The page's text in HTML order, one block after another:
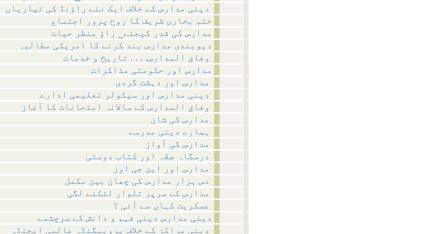
ختم بخاری شریف کا روح پرور اجتماع
مدارس کی قدر کیجئے_ راؤ منظر حیات
دیوبندی مدارس بند کرنے کا امریکی مطالبہ
مدارس اور حکومتی مذاکرات
دینی مدارس دینی فہم و دانش کے سرچشمے